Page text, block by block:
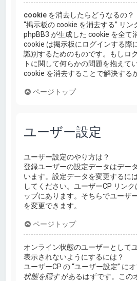
cookie を消去したらどうなるの？
“掲示板の cookie を消去する” リン
phpBB3 が生成した cookie を全て
cookie は掲示板にログインする際
識別するためのものです。もしロ
トに関して何らかの問題を抱えて
cookie を消去することで解決する
ページトップ
ユーザー設定
ユーザー設定のやり方は？
登録ユーザーの設定データはデー
います。設定データを変更するに
してください。ユーザーCP リン
ップにあります。そちらでユーザ
を変更できます。
ページトップ
オンライン状態のユーザーとして
表示されないようにするには？
ユーザーCP の “ユーザー設定” に
状態を隠すがあるはずです。この